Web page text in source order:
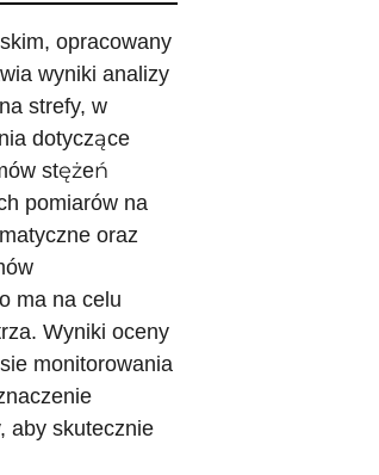
opracowany
wyniki analizy
strefy, w
dotyczące
stężeń
pomiarów na
oraz
ma na celu
Wyniki oceny
monitorowania
aby skutecznie